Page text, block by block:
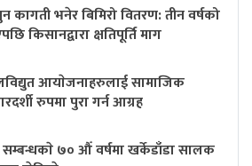
कागती भनेर बिमिरो वितरण: तीन वर्षको
किसानद्वारा क्षतिपूर्ति माग
आयाेजनाहरुलाई सामाजिक
रुपमा पुरा गर्न आग्रह
७० औँ वर्षमा खर्केडाँडा सालक